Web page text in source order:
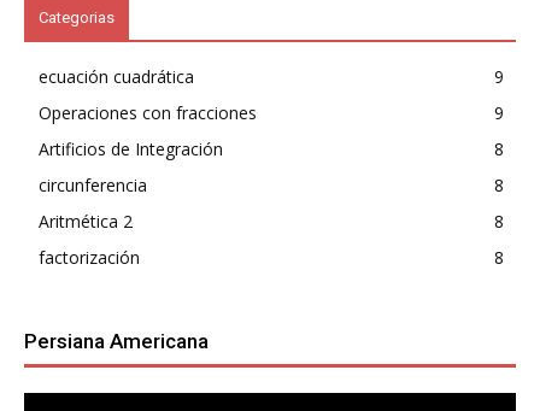
Categorias
ecuación cuadrática
9
Operaciones con fracciones
9
Artificios de Integración
8
circunferencia
8
Aritmética 2
8
factorización
8
Persiana Americana